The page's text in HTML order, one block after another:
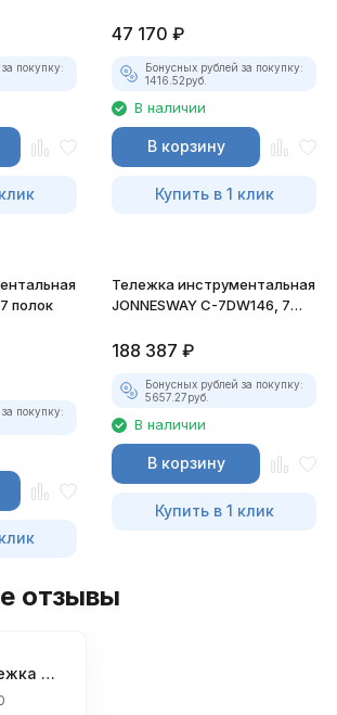
покупку:
47 170 ₽
Бонусных рублей за покупку:
1416.52руб.
В наличии
В корзину
Купить в 1 клик
полок
покупку:
Тележка инструментальная
JONNESWAY C-7DW146, 7
188 387 ₽
Бонусных рублей за покупку:
5657.27руб.
В наличии
В корзину
Купить в 1 клик
отзывы
Тележка инструментальная Ombra OTT47R-R, 7 полок